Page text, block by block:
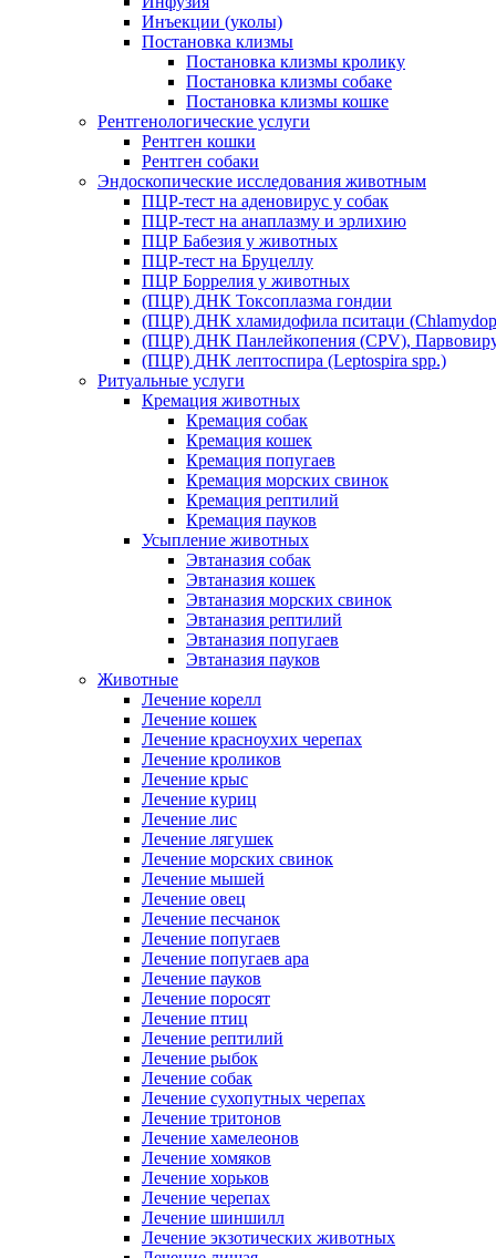
Инъекции (уколы)
Постановка клизмы
Постановка клизмы кролику
Постановка клизмы собаке
Постановка клизмы кошке
Рентгенологические услуги
Рентген кошки
Рентген собаки
Эндоскопические исследования животным
ПЦР-тест на аденовирус у собак
ПЦР-тест на анаплазму и эрлихию
ПЦР Бабезия у животных
ПЦР-тест на Бруцеллу
ПЦР Боррелия у животных
(ПЦР) ДНК Токсоплазма гондии
(ПЦР) ДНК хламидофила пситаци
(ПЦР) ДНК Панлейкопения (CPV),
(ПЦР) ДНК лептоспира (Leptospira spp.)
Ритуальные услуги
Кремация животных
Кремация собак
Кремация кошек
Кремация попугаев
Кремация морских свинок
Кремация рептилий
Кремация пауков
Усыпление животных
Эвтаназия собак
Эвтаназия кошек
Эвтаназия морских свинок
Эвтаназия рептилий
Эвтаназия попугаев
Эвтаназия пауков
Животные
Лечение корелл
Лечение кошек
Лечение красноухих черепах
Лечение кроликов
Лечение крыс
Лечение куриц
Лечение лис
Лечение лягушек
Лечение морских свинок
Лечение мышей
Лечение овец
Лечение песчанок
Лечение попугаев
Лечение попугаев ара
Лечение пауков
Лечение поросят
Лечение птиц
Лечение рептилий
Лечение рыбок
Лечение собак
Лечение сухопутных черепах
Лечение тритонов
Лечение хамелеонов
Лечение хомяков
Лечение хорьков
Лечение черепах
Лечение шиншилл
Лечение экзотических животных